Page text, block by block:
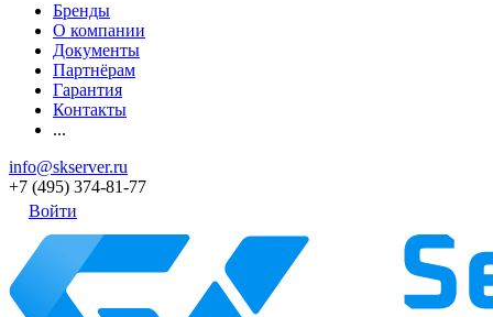
Бренды
О компании
Документы
Партнёрам
Гарантия
Контакты
...
info@skserver.ru
+7 (495) 374-81-77
Войти